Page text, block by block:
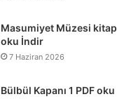
Masumiyet Müzesi kitap
oku İndir
7 Haziran 2026
Bülbül Kapanı 1 PDF oku